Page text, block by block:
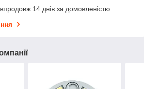
14 днів за домовленістю